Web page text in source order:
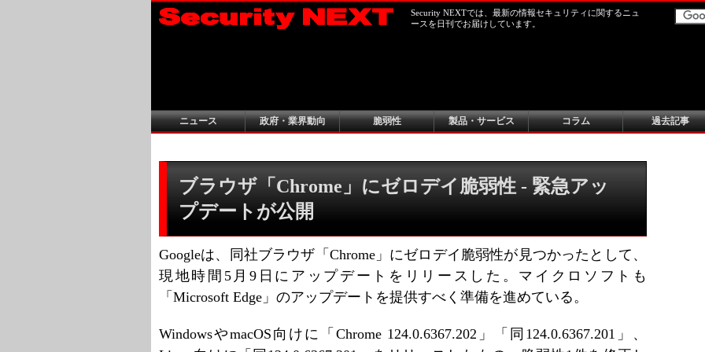
Security NEXTでは、最新の情報セキュリティに関するニュ
ースを日刊でお届けしています。
ニュース 政府・業界動向 脆弱性 製品・サービス コラム 過去記事
ブラウザ「Chrome」にゼロデイ脆弱性 - 緊急アッ
プデートが公開
Googleは、同社ブラウザ「Chrome」にゼロデイ脆弱性が見つかったとして、
現地時間5月9日にアップデートをリリースした。マイクロソフトも
「Microsoft Edge」のアップデートを提供すべく準備を進めている。
WindowsやmacOS向けに「Chrome 124.0.6367.202」「同124.0.6367.201」、